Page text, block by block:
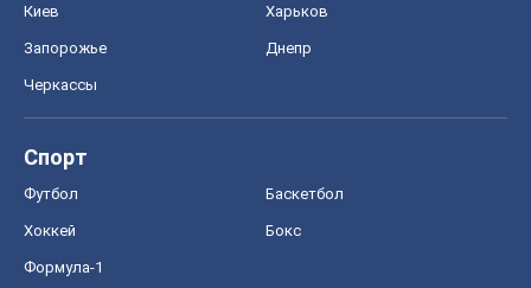
Киев Харьков
Запорожье Днепр
Черкассы
Спорт
Футбол Баскетбол
Хоккей Бокс
Формула-1